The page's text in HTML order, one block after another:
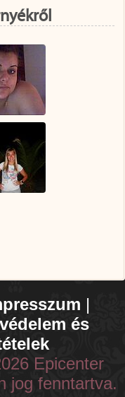
|
és
Epicenter
fenntartva.